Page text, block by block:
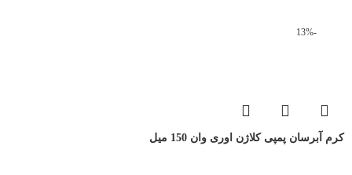
-13%
کرم آبرسان پمپی کلاژن اوری وان 150 میل